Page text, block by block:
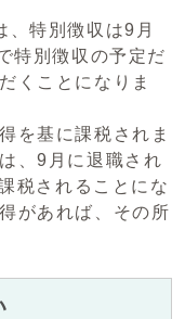
、特別徴収は9月
特別徴収の予定だ
くことになりま
を基に課税されま
、9月に退職され
税されることにな
があれば、その所